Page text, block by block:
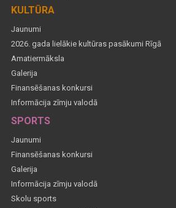
KULTŪRA
Jaunumi
2026. gada lielākie kultūras pasākumi Rīgā
Amatiermāksla
Galerija
Finansēšanas konkursi
Informācija zīmju valodā
SPORTS
Jaunumi
Finansēšanas konkursi
Galerija
Informācija zīmju valodā
Skolu sports